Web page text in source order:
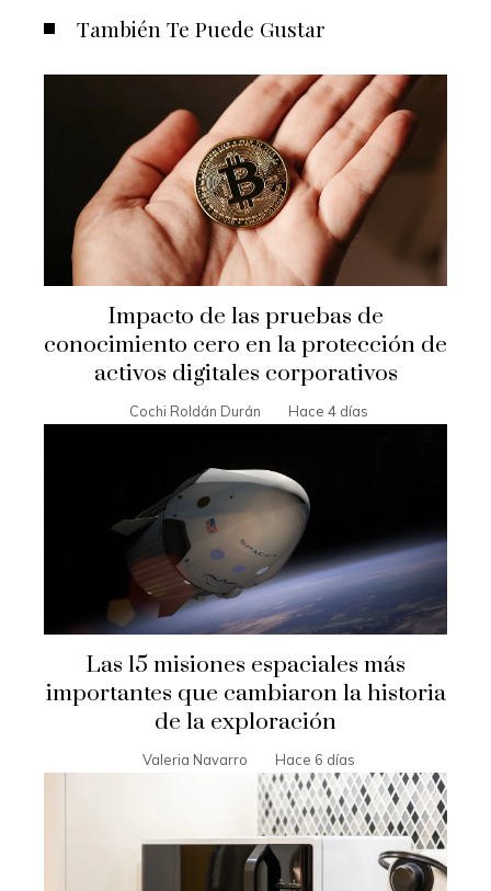
También Te Puede Gustar
Impacto de las pruebas de
conocimiento cero en la protección de
activos digitales corporativos
Cochi Roldán Durán Hace 4 días
Las 15 misiones espaciales más
importantes que cambiaron la historia
de la exploración
Valeria Navarro Hace 6 días